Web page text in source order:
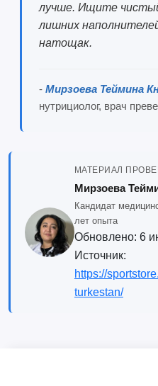
лучше. Ищите
лишних
натощак.
- Мирзоева Теймина
нутрициолог, врач
МАТЕРИАЛ
Мирзоева
Кандидат
лет опыта
Обновлено: 6
Источник:
https://
turkestan/